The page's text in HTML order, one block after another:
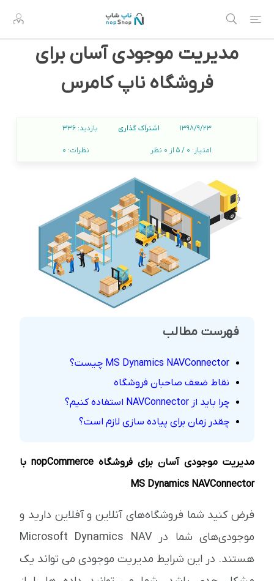
مدیریت موجودی آسان برای
فروشگاه ناپ کامرس
1398/9/23 اشتراک گذاری بازدید:336
امتیاز: 0 / 5 از 0 نظر نظرات: 0
فهرست مطالب
MS Dynamics NAVConnector چیست؟
نقاط ضعف صاحبان فروشگاه
چرا باید از NAVConnector استفاده کنیم؟
چقدر زمان برای پیاده سازی لازم است؟
مدیریت موجودی آسان برای فروشگاه nopCommerce با
MS Dynamics NAVConnector
فرض کنید شما فروشگاه‌های آنلاین و آفلاین دارید و
موجودی‌های شما در Microsoft Dynamics NAV
هستند. در این شرایط مدیریت موجودی می تواند یک